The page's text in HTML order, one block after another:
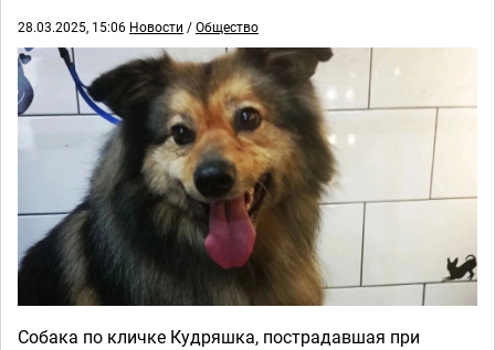
28.03.2025, 15:06 Новости /Общество
Собака по кличке Кудряшка, пострадавшая при